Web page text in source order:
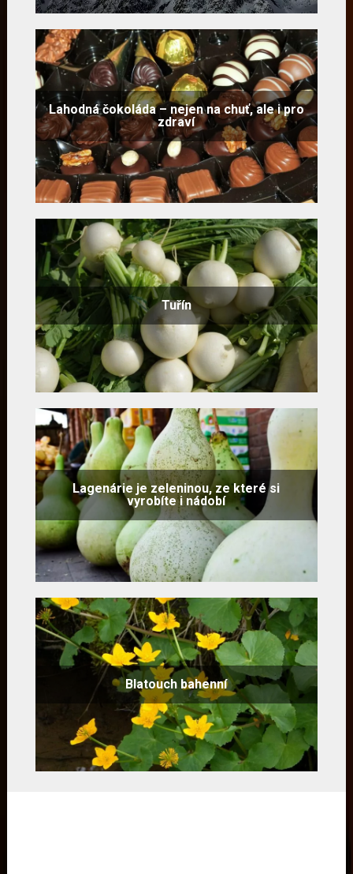
Lahodná čokoláda – nejen na chuť, ale i pro
zdraví
Tuřín
Lagenárie je zeleninou, ze které si
vyrobíte i nádobí
Blatouch bahenní